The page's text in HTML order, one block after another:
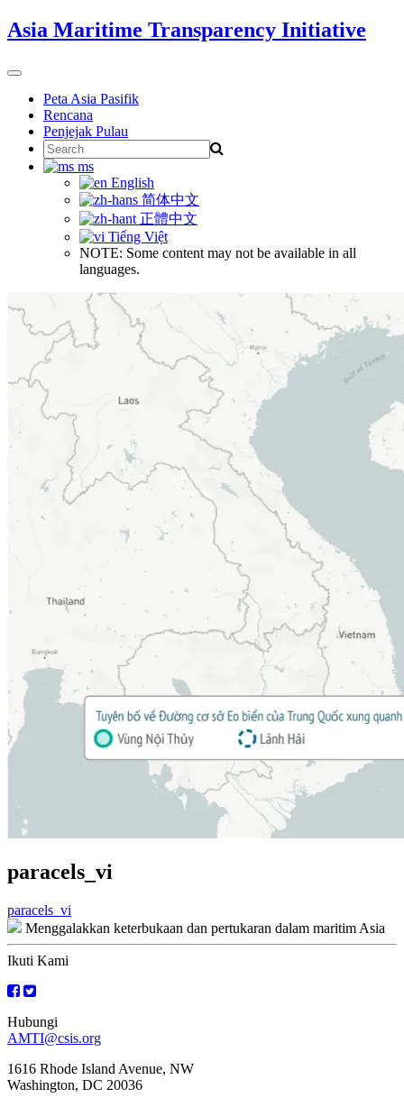
Skip
to
Asia Maritime Transparency Initiative
Toggle
navigationPeta Asia Pasifik
Rencana
Penjejak Pulau
Search
for:
ms
English
简体中文
正體中文
Tiếng Việt
NOTE: Some content may not be available in all
languages.
paracels_vi
Navigasi
kiriman
paracels_vi
Menggalakkan keterbukaan dan pertukaran dalam maritim Asia
Ikuti Kami
Hubungi
AMTI@csis.org
1616 Rhode Island Avenue, NW
Washington, DC 20036